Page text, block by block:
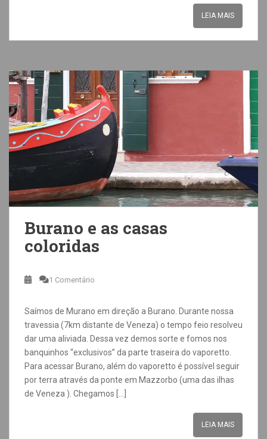
LEIA MAIS
Burano e as casas
coloridas
1 Comentário
Saímos de Murano em direção a Burano. Durante nossa
travessia (7km distante de Veneza) o tempo feio resolveu
dar uma aliviada. Dessa vez demos sorte e fomos nos
banquinhos “exclusivos” da parte traseira do vaporetto.
Para acessar Burano, além do vaporetto é possível seguir
por terra através da ponte em Mazzorbo (uma das ilhas
de Veneza ). Chegamos […]
LEIA MAIS